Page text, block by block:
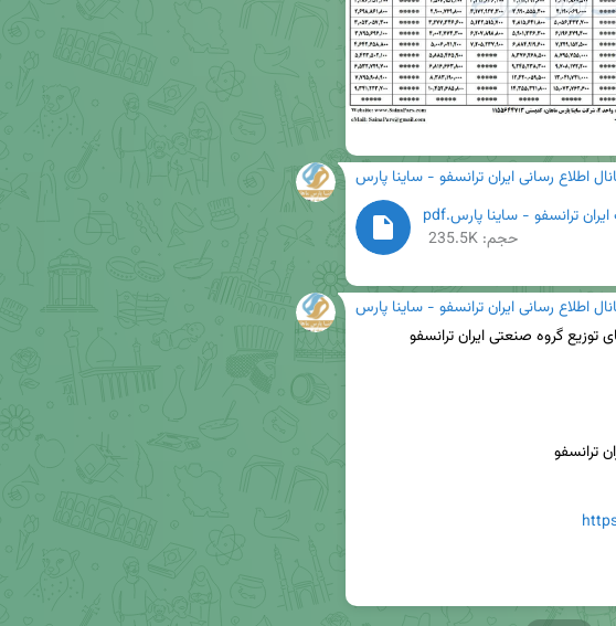
اطلاع رسانی ایران ترانسفو - ساینا پارس
حجم: 235.5K
اطلاع رسانی ایران ترانسفو - ساینا پارس